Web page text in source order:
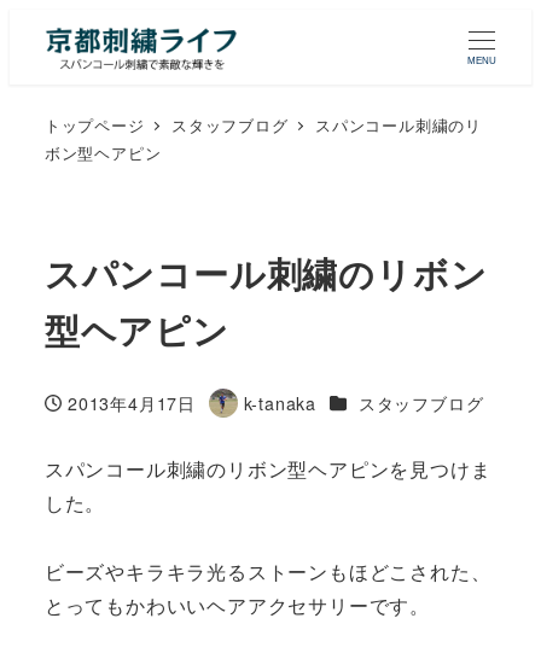
MENU
トップページ スタッフブログ
スパンコール刺繍のリ
ボン型ヘアピン
スパンコール刺繍のリボン
型ヘアピン
投稿日
2013年4月17日
著
k-tanaka カテゴリー
スタッフブログ
スパンコール刺繍のリボン型ヘアピンを見つけま
した。
ビーズやキラキラ光るストーンもほどこされた、
とってもかわいいヘアアクセサリーです。